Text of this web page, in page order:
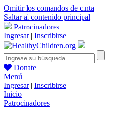
Omitir los comandos de cinta
Saltar al contenido principal
Patrocinadores
Ingresar| Inscribirse
Donate
Menú
Ingresar| Inscribirse
Inicio
Patrocinadores